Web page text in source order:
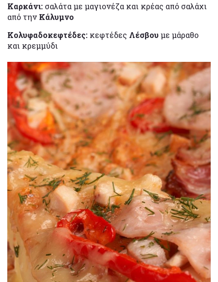
Καρκάνι: σαλάτα με μαγιονέζα και κρέας από σαλάχι
από την Κάλυμνο
Κολυφαδοκεφτέδες: κεφτέδες Λέσβουμε μάραθο
και κρεμμύδι